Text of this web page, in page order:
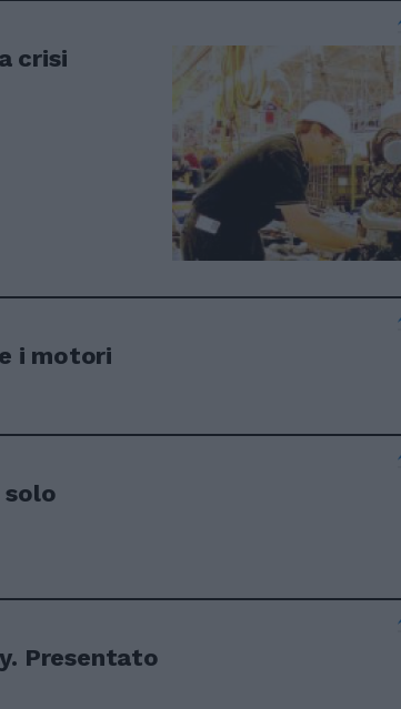
crisi
i motori
solo
Presentato